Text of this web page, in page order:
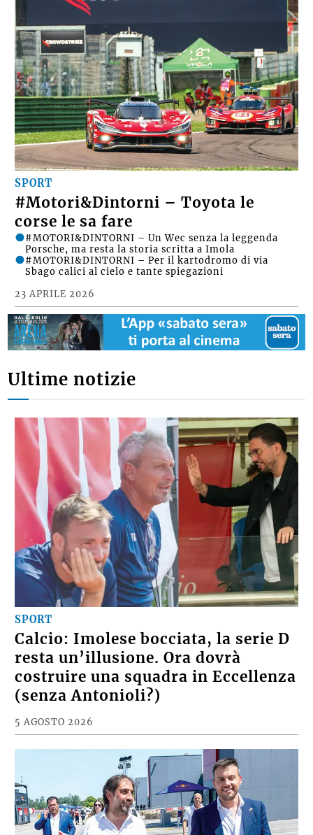
SPORT
#Motori&Dintorni – Toyota le
corse le sa fare
23 APRILE 2026
#MOTORI&DINTORNI – Un Wec senza la leggenda
Porsche, ma resta la storia scritta a Imola
#MOTORI&DINTORNI – Per il kartodromo di via
Sbago calici al cielo e tante spiegazioni
Ultime notizie
SPORT
Calcio: Imolese bocciata, la serie D
resta un’illusione. Ora dovrà
costruire una squadra in Eccellenza
(senza Antonioli?)
5 AGOSTO 2026